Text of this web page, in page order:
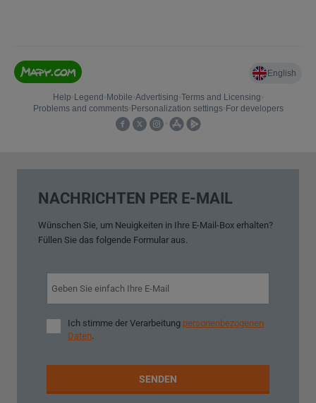
NACHRICHTEN PER E-MAIL
Wünschen Sie, um Neuigkeiten in Ihre E-Mail -Box erhalten?
Füllen Sie das folgende Formular aus
stimme
Verarbeitungpersonenbezogenen
Ich stimme der Verarbeitung personenbezogenen
Daten.
SENDEN